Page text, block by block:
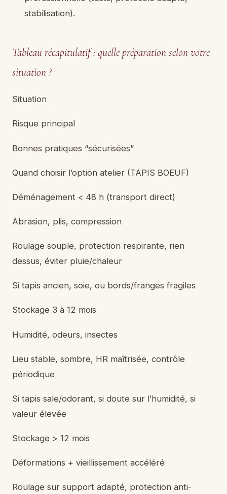
stabilisation).
Tableau récapitulatif : quelle préparation selon votre
situation ?
Situation
Risque principal
Bonnes pratiques “sécurisées”
Quand choisir l’option atelier (TAPIS BOEUF)
Déménagement < 48 h (transport direct)
Abrasion, plis, compression
Roulage souple, protection respirante, rien
dessus, éviter pluie/chaleur
Si tapis ancien, soie, ou bords/franges fragiles
Stockage 3 à 12 mois
Humidité, odeurs, insectes
Lieu stable, sombre, HR maîtrisée, contrôle
périodique
Si tapis sale/odorant, si doute sur l’humidité, si
valeur élevée
Stockage > 12 mois
Déformations + vieillissement accéléré
Roulage sur support adapté, protection anti-